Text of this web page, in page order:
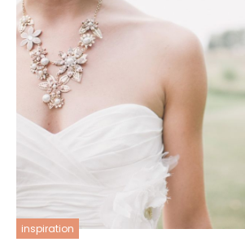
inspiration